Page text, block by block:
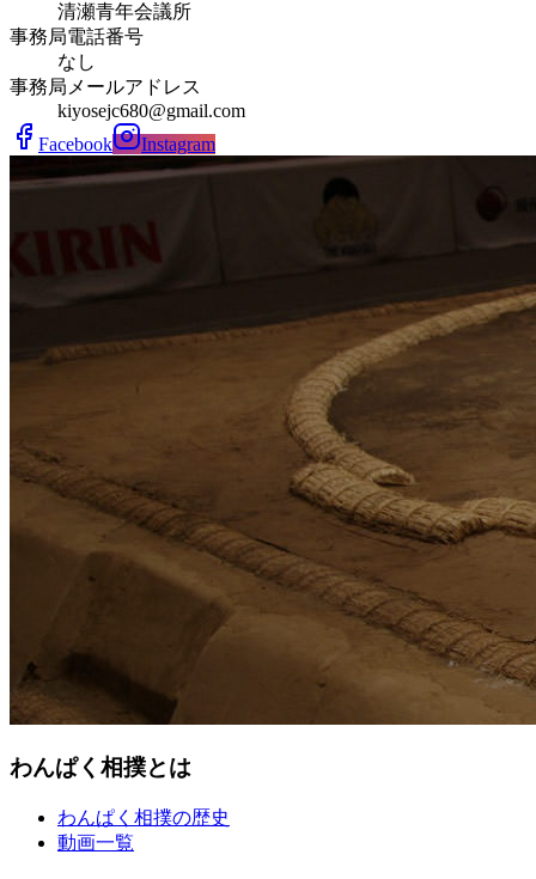
清瀬青年会議所
事務局電話番号
なし
事務局メールアドレス
kiyosejc680@gmail.com
Facebook
Instagram
わんぱく相撲とは
わんぱく相撲の歴史
動画一覧